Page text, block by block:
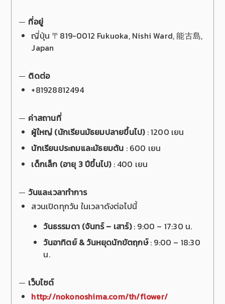
ที่อยู่
ญี่ปุ่น 〒819-0012 Fukuoka, Nishi Ward, 能古島,
Japan
ติดต่อ
+81928812494
ค่าสถานที่
ผู้ใหญ่ (นักเรียนมัธยมปลายขึ้นไป): 1200 เยน
นักเรียนประถมและมัธยมต้น : 600 เยน
เด็กเล็ก (อายุ 3 ปีขึ้นไป): 400 เยน
วันและเวลาทำการ
สวนเปิดทุกวัน ในเวลาดังต่อไปนี้
วันธรรมดา (จันทร์ – เสาร์): 9:00 – 17:30 น.
วันอาทิตย์ & วันหยุดนักขัตฤกษ์: 9:00 – 18:30
น.
เว็บไซต์
http://nokonoshima.com/th/flower/